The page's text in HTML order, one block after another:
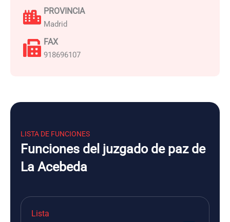
PROVINCIA
Madrid
FAX
918696107
LISTA DE FUNCIONES
Funciones del juzgado de paz de
La Acebeda
Lista